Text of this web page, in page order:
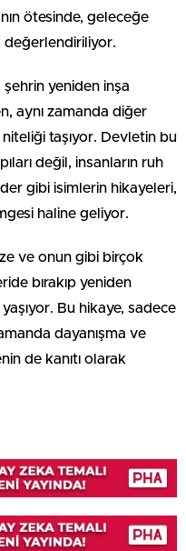
ötesinde, geleceğe
değerlendiriliyor.
şehrin yeniden inşa
aynı zamanda diğer
taşıyor. Devletin bu
değil, insanların ruh
gibi isimlerin hikayeleri,
haline geliyor.
ve onun gibi birçok
bırakıp yeniden
Bu hikaye, sadece
dayanışma ve
de kanıtı olarak